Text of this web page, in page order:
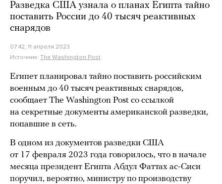
Разведка США узнала о планах Египта тайно
поставить России до 40 тысяч реактивных
снарядов
07:42, 11 апреля 2023
Источник: The Washington Post
Египет планировал тайно поставить российским
военным до 40 тысяч реактивных снарядов,
сообщает The Washington Post со ссылкой
на секретные документы американской разведки,
попавшие в сеть.
В одном из документов разведки США
от 17 февраля 2023 года говорилось, что в начале
месяца президент Египта Абдул Фаттах ас-Сиси
поручил, вероятно, министру по производству